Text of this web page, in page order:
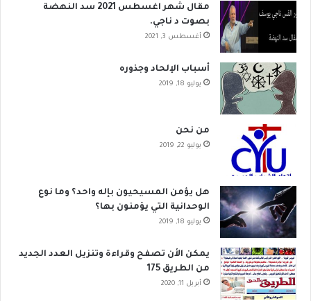
مقال شهر اغسطس 2021 سد النهضة
بصوت د ناجي.
أغسطس 3, 2021
أسباب الإلحاد وجذوره
يوليو 18, 2019
من نحن
يوليو 22, 2019
هل يؤمن المسيحيون بإله واحد؟ وما نوع
الوحدانية التي يؤمنون بها؟
يوليو 18, 2019
يمكن الأن تصفح وقراءة وتنزيل العدد الجديد
من الطريق 175
أبريل 11, 2020